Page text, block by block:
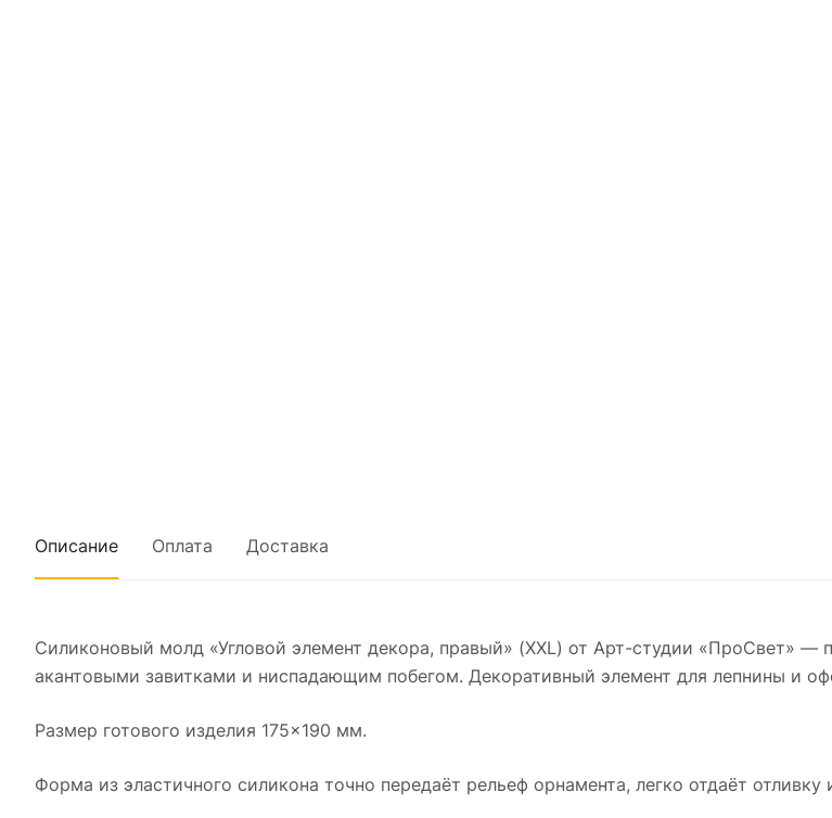
Описание Оплата Доставка
Силиконовый молд «Угловой элемент декора, правый» (XXL) от Арт-студии «ПроСвет» —
акантовыми завитками и ниспадающим побегом. Декоративный элемент для лепнины и
Размер готового изделия 175×190 мм.
Форма из эластичного силикона точно передаёт рельеф орнамента, легко отдаёт